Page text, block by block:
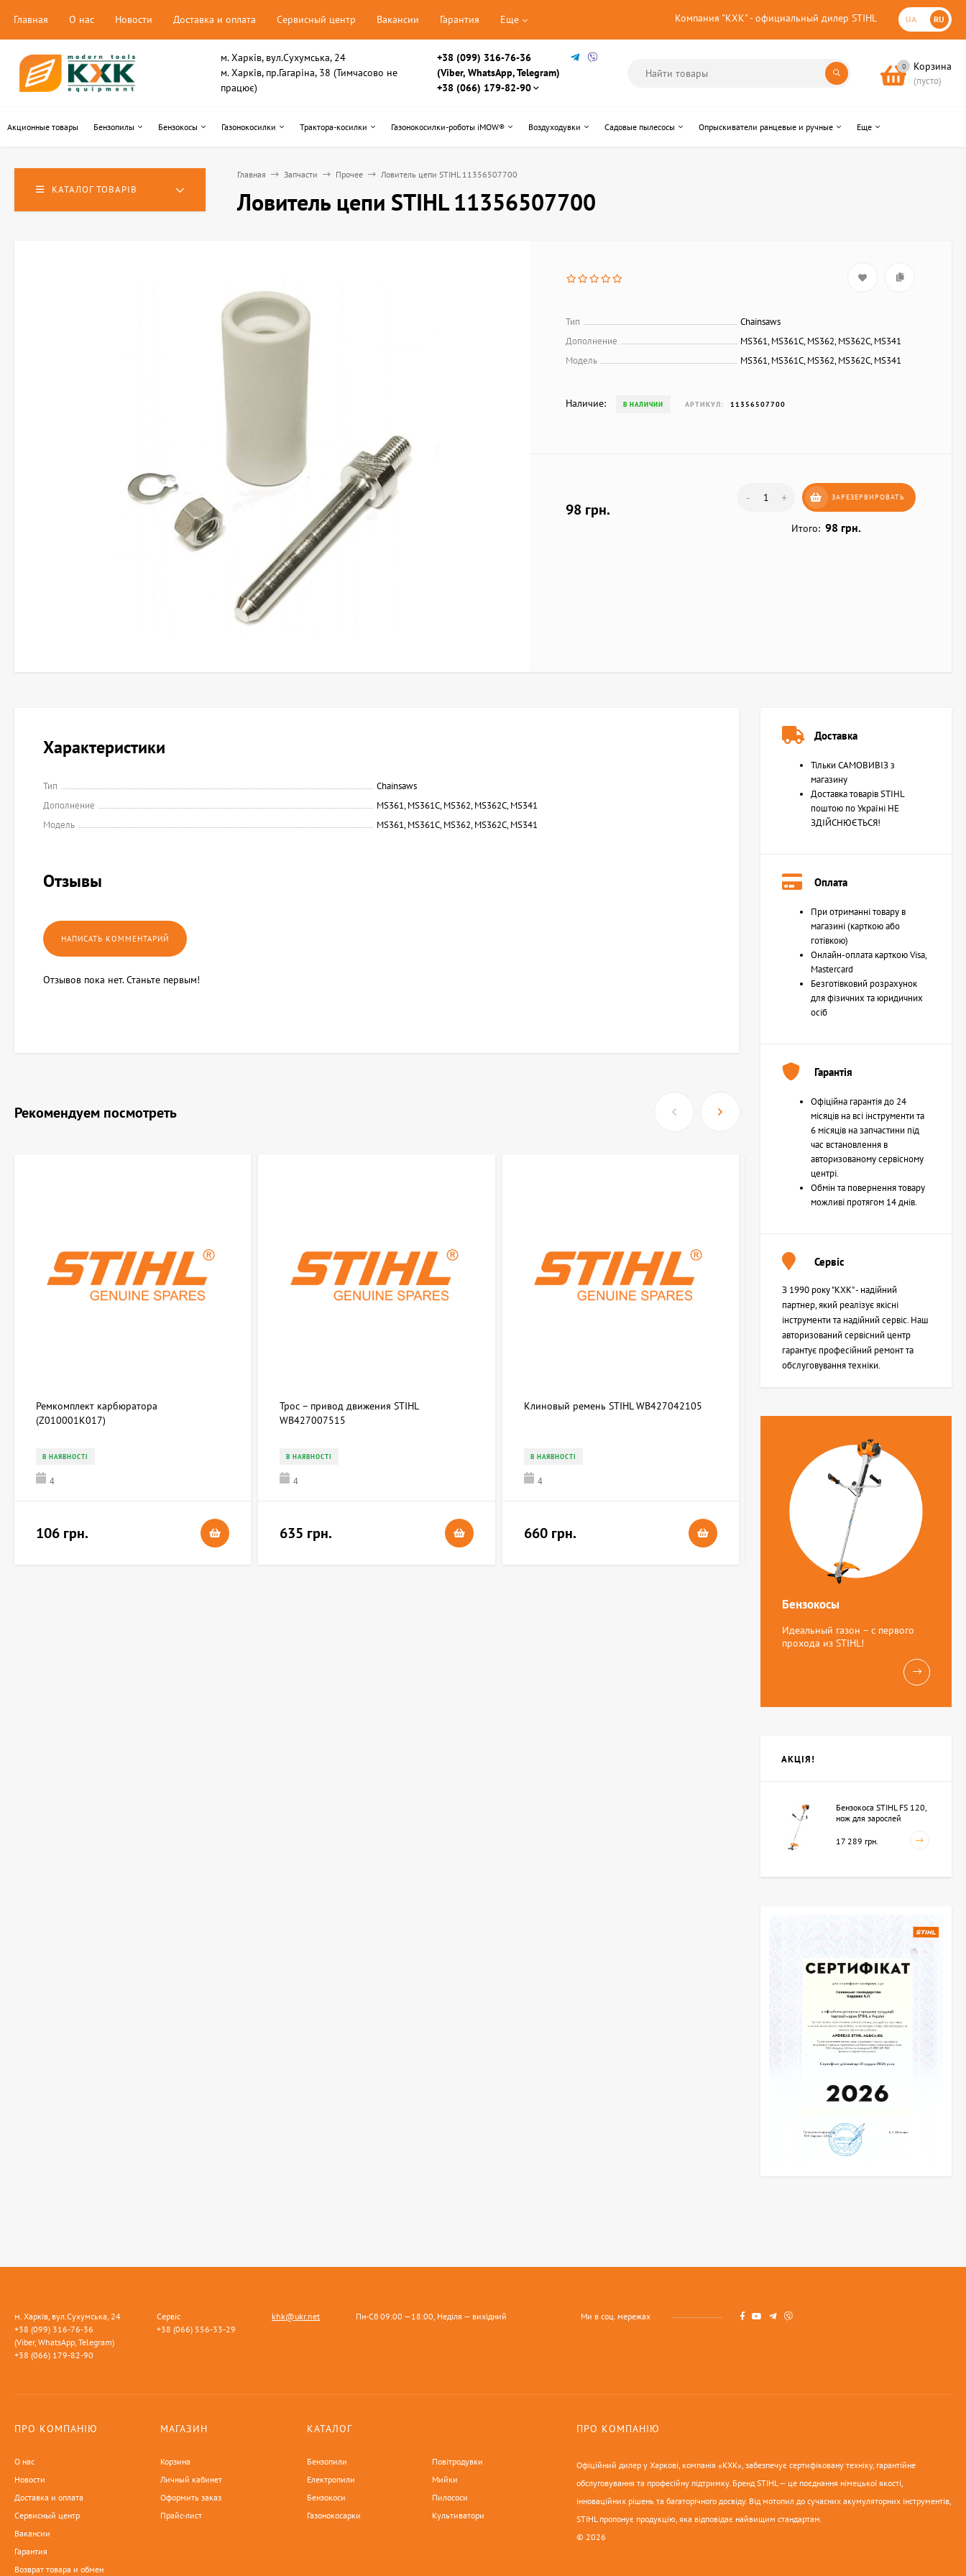
Компания "КХК" - официальный дилер STIHL UA RU
Главная О нас Новости Доставка и оплата Сервисный центр Вакансии Гарантия Еще
м. Харків, вул.Сухумська, 24
м. Харків, пр.Гагаріна, 38 (Тимчасово не
працює)
+38 (099) 316-76-36
(Viber, WhatsApp, Telegram)
+38 (066) 179-82-90
0 Корзина
(пусто)
Акционные товары Бензопилы Бензокосы Газонокосилки Трактора-косилки Газонокосилки-роботы iMOW® Воздуходувки Садовые пылесосы Опрыскиватели ранцевые и ручные Еще
КАТАЛОГ ТОВАРІВ
Главная Запчасти Прочее Ловитель цепи STIHL 11356507700
Ловитель цепи STIHL 11356507700
Тип
Chainsaws
Дополнение
MS361, MS361C, MS362, MS362C, MS341
Модель
MS361, MS361C, MS362, MS362C, MS341
Наличие: В НАЛИЧИИ АРТИКУЛ: 11356507700
98 грн.
- + ЗАРЕЗЕРВИРОВАТЬ
Итого: 98 грн.
Характеристики
Тип
Chainsaws
Дополнение
MS361, MS361C, MS362, MS362C, MS341
Модель
MS361, MS361C, MS362, MS362C, MS341
Отзывы
Отзывов пока нет. Станьте первым!
Рекомендуем посмотреть
Ремкомплект карбюратора
(Z010001K017)
В НАЯВНОСТІ
4
106 грн.
Трос – привод движения STIHL
WB427007515
В НАЯВНОСТІ
4
635 грн.
Клиновый ремень STIHL WB427042105
В НАЯВНОСТІ
4
660 грн.
В НАЯВНОСТІ
24 грн.
Доставка
Тільки САМОВИВІЗ з
магазину
Доставка товарів STIHL
поштою по Україні НЕ
ЗДІЙСНЮЄТЬСЯ!
Оплата
При отриманні товару в
магазині (карткою або
готівкою)
Онлайн-оплата карткою Visa,
Mastercard
Безготівковий розрахунок
для фізичних та юридичних
осіб
Гарантія
Офіційна гарантія до 24
місяців на всі інструменти та
6 місяців на запчастини під
час встановлення в
авторизованому сервісному
центрі.
Обмін та повернення товару
можливі протягом 14 днів.
Сервіс
З 1990 року "КХК" - надійний
партнер, який реалізує якісні
інструменти та надійний сервіс. Наш
авторизований сервісний центр
гарантує професійний ремонт та
обслуговування техніки.
Бензокосы
Идеальный газон – с первого
прохода из STIHL!
АКЦІЯ!
Бензокоса STIHL FS 120,
нож для зарослей
17 289 грн.
м. Харків, вул.Сухумська, 24
+38 (099) 316-76-36
(Viber, WhatsApp, Telegram)
+38 (066) 179-82-90
Сервіс
+38 (066) 556-33-29
khk@ukr.net Пн-Сб 09:00 —18:00, Неділя — вихідний Ми в соц. мережах
ПРО КОМПАНІЮ
О нас
Новости
Доставка и оплата
Сервисный центр
Вакансии
Гарантия
Возврат товара и обмен
МАГАЗИН
Корзина
Личный кабинет
Оформить заказ
Прайс-лист
КАТАЛОГ
Бензопили
Електропили
Бензокоси
Газонокосарки
Повітродувки
Мийки
Пилососи
Культиватори
ПРО КОМПАНІЮ
Офіційний дилер у Харкові, компанія «КХК», забезпечує сертифіковану техніку, гарантійне
обслуговування та професійну підтримку. Бренд STIHL — це поєднання німецької якості,
інноваційних рішень та багаторічного досвіду. Від мотопил до сучасних акумуляторних інструментів,
STIHL пропонує продукцію, яка відповідає найвищим стандартам.
© 2026